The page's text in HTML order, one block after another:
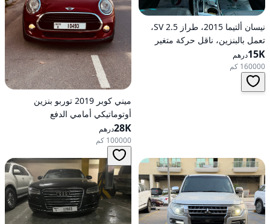
نيسان ألتيما 2015، طراز 2.5 SV،
تعمل بالبنزين، ناقل حركة متغير
مستمر (CVT)، دفع أمامي
15Kدرهم
160000 كم
ميني كوبر 2019 توربو بنزين
أوتوماتيكي أمامي الدفع
28Kدرهم
100000 كم